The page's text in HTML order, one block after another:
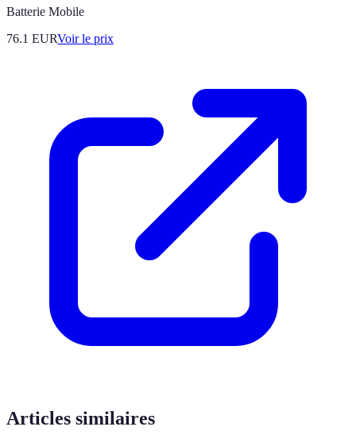
Batterie Mobile
76.1 EURVoir le prix
Articles similaires